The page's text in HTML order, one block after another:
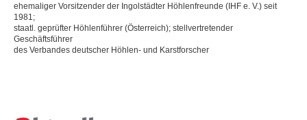
Annett Alberter
Sebastian Clavee
ehemaliger Vorsitzender der Ingolstädter Höhlenfreunde (IHF e. V.) seit
1981;
staatl. geprüfter Höhlenführer (Österreich); stellvertretender
Geschäftsführer
des Verbandes deutscher Höhlen- und Karstforscher